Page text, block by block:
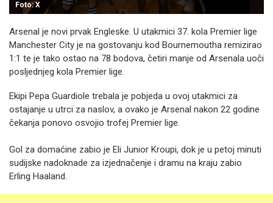
Foto: X
Arsenal je novi prvak Engleske. U utakmici 37. kola Premier lige
Manchester City je na gostovanju kod Bournemoutha remizirao
1:1 te je tako ostao na 78 bodova, četiri manje od Arsenala uoči
posljednjeg kola Premier lige.
Ekipi Pepa Guardiole trebala je pobjeda u ovoj utakmici za
ostajanje u utrci za naslov, a ovako je Arsenal nakon 22 godine
čekanja ponovo osvojio trofej Premier lige.
Gol za domaćine zabio je Eli Junior Kroupi, dok je u petoj minuti
sudijske nadoknade za izjednačenje i dramu na kraju zabio
Erling Haaland.